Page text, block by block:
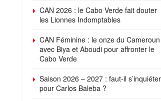
CAN 2026 : le Cabo Verde fait douter
les Lionnes Indomptables
CAN Féminine : le onze du Cameroun
avec Biya et Aboudi pour affronter le
Cabo Verde
Saison 2026 – 2027 : faut-il s’inquiéter
pour Carlos Baleba ?